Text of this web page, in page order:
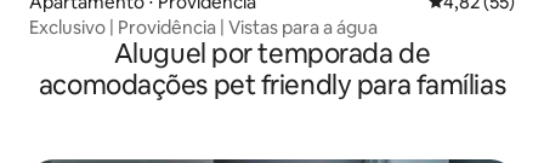
Exclusivo | Providência | Vistas para a água
Aluguel por temporada de
acomodações pet friendly para famílias